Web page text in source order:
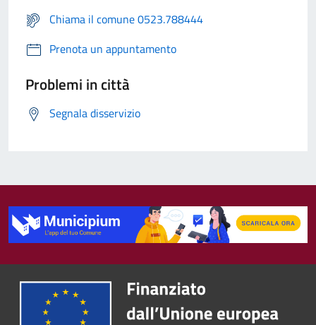
Chiama il comune 0523.788444
Prenota un appuntamento
Problemi in città
Segnala disservizio